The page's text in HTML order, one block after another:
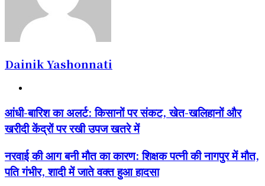
Dainik Yashonnati
आंधी-
बारिश
का
किसानों
पर
संकट,
आंधी-बारिश का अलर्ट: किसानों पर संकट, खेत-खलिहानों और
खरीदी केंद्रों पर रखी उपज खतरे में
नरवाई
की
आग
नरवाई की आग बनी मौत का कारण: शिक्षक पत्नी की नागपुर में मौत,
पति गंभीर, शादी में जाते वक्त हुआ हादसा